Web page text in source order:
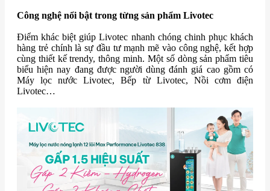
Công nghệ nổi bật trong từng sản phẩm Livotec
Điểm khác biệt giúp Livotec nhanh chóng chinh phục khách
hàng trẻ chính là sự đầu tư mạnh mẽ vào công nghệ, kết hợp
cùng thiết kế trendy, thông minh. Một số dòng sản phẩm tiêu
biểu hiện nay đang được người dùng đánh giá cao gồm có
Máy lọc nước Livotec, Bếp từ Livotec, Nồi cơm điện
Livotec…